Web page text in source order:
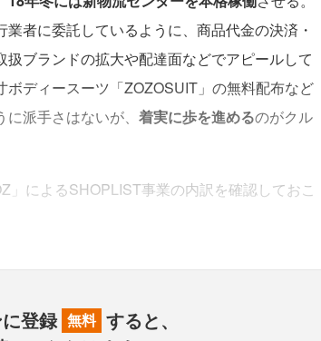
者に委託しているように、商品代金の決済・
ブランドの拡大や配達面などでアピールして
ディースーツ「ZOZOSUIT」の無料配布など
派手さはないが、 着実に歩を進めるのがクル
によるSHOPLIST事業の内訳を確認しておこ
登録 無料 すると、